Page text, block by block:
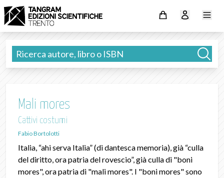
Mali mores
Cattivi costumi
Fabio Bortolotti
Italia, “ahi serva Italia” (di dantesca memoria), già “culla
del diritto, ora patria del rovescio”, già culla di "boni
mores", ora patria di "mali mores". I "boni mores" sono